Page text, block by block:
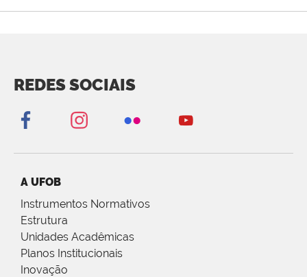
REDES SOCIAIS
A UFOB
Instrumentos Normativos
Estrutura
Unidades Acadêmicas
Planos Institucionais
Inovação